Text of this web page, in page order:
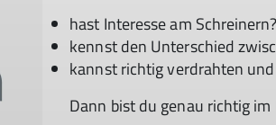
hast Interesse am Schreinern?
kennst den Unterschied
kannst richtig verdrahten
Dann bist du genau richtig